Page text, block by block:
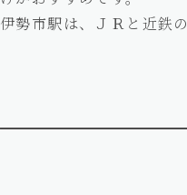
伊勢市駅は、ＪＲと近鉄